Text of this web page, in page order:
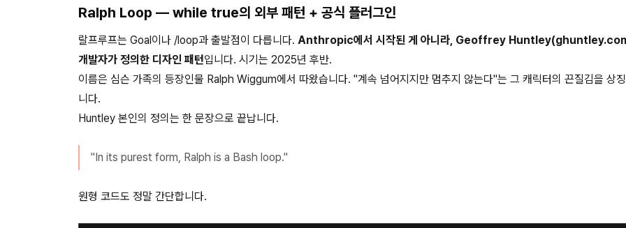
Ralph Loop — while true의 외부 패턴 + 공식 플러그인
랄프루프는 Goal이나 /loop과 출발점이 다릅니다. Anthropic에서 시작된 게 아니라, Geoffrey
개발자가 정의한 디자인 패턴입니다. 시기는 2025년 후반.
이름은 심슨 가족의 등장인물 Ralph Wiggum에서 따왔습니다. "계속 넘어지지만 멈추지 않는다"는 그 캐릭터의 끈질김을 상
니다.
Huntley 본인의 정의는 한 문장으로 끝납니다.
"In its purest form, Ralph is a Bash loop."
원형 코드도 정말 간단합니다.